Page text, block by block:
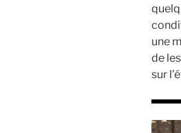
une
de
sur